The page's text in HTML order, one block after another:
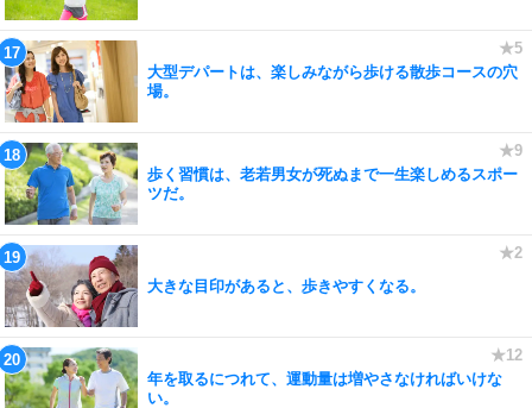
大型デパートは、楽しみながら歩ける散歩コースの穴
場。
歩く習慣は、老若男女が死ぬまで一生楽しめるスポー
ツだ。
大きな目印があると、歩きやすくなる。
年を取るにつれて、運動量は増やさなければいけな
い。